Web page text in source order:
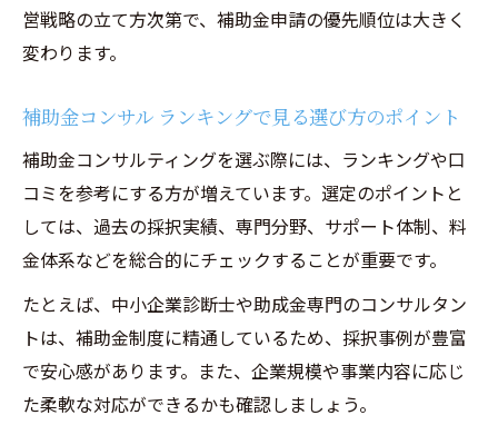
経営コンサルティングで申請書に説得力を
持たせる
補助金コンサル活用で採択率が高まる理由
経営コンサルティングが明かす書類作成の
コツ
営戦略の立て方次第で、補助金申請の優先順位は大きく
変わります。
補助金コンサル ランキングで見る選び方のポイント
補助金コンサルティングを選ぶ際には、ランキングや口
コミを参考にする方が増えています。選定のポイントと
しては、過去の採択実績、専門分野、サポート体制、料
金体系などを総合的にチェックすることが重要です。
たとえば、中小企業診断士や助成金専門のコンサルタン
トは、補助金制度に精通しているため、採択事例が豊富
で安心感があります。また、企業規模や事業内容に応じ
た柔軟な対応ができるかも確認しましょう。